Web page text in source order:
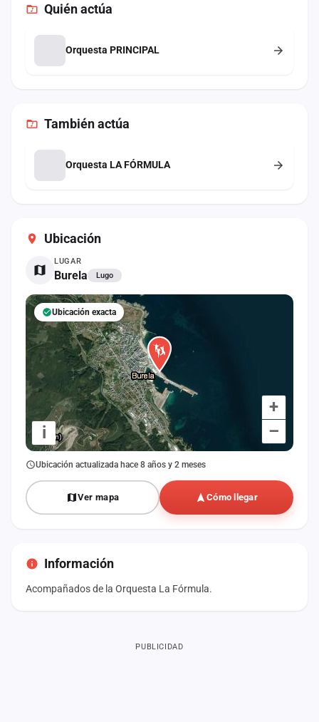
Ubicación
LUGAR
Burela Lugo
+
–
i
Ubicación exacta
Ubicación actualizada hace 8 años y 2 meses
Ver mapa Cómo llegar
Información
Acompañados de la Orquesta La Fórmula.
Quién actúa
Orquesta PRINCIPAL
Tambiénactúa
Orquesta LA FÓRMULA
PUBLICIDAD